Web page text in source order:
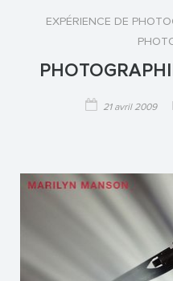
EXPÉRIENCE DE
21 avril 2009